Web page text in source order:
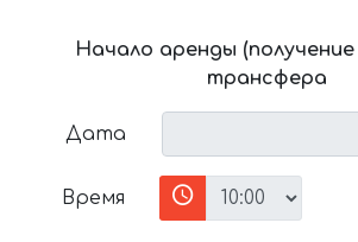
Начало аренды
трансфера
Дата
Время